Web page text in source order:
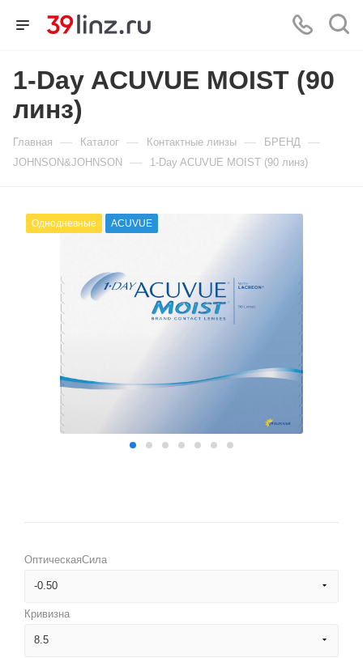
1-Day ACUVUE MOIST (90
линз)
Главная — Каталог — Контактные линзы — БРЕНД —
JOHNSON&JOHNSON — 1-Day ACUVUE MOIST (90 линз)
Однодневные ACUVUE
ОптическаяСила
-0.50
-12.00
Кривизна
8.5